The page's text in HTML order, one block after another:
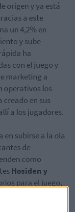
origen y ya está
a este
un 4,2% en
y sube
ha
con el juego y
marketing a
operativos los
creado en sus
a los jugadores.
en subirse a la ola
de
como
Hosiden y
para el juego,